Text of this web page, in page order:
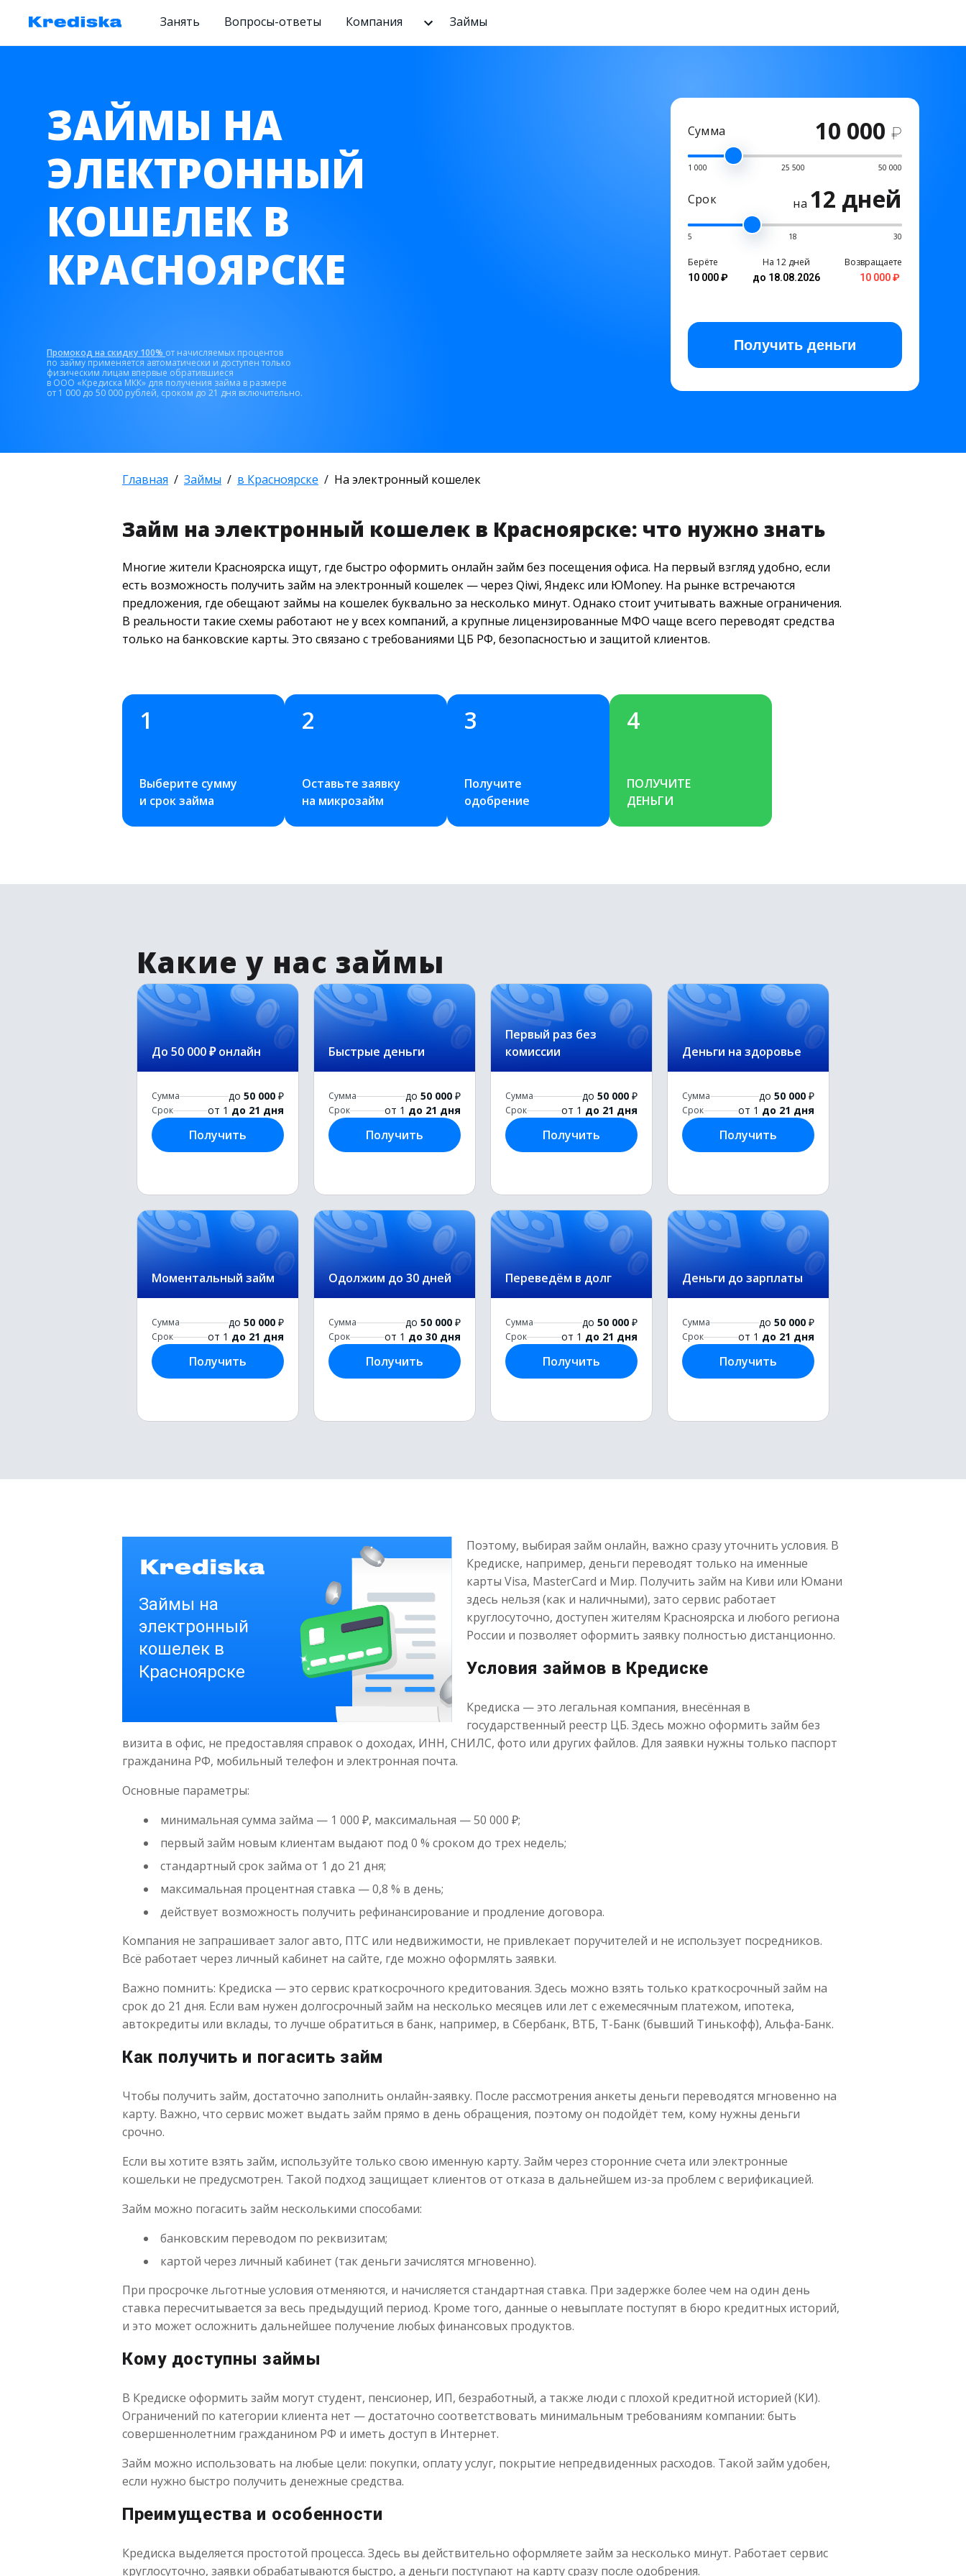
Занять Вопросы-ответы Компания Займы
ЗАЙМЫ НА
ЭЛЕКТРОННЫЙ
КОШЕЛЕК В
КРАСНОЯРСКЕ
Промокод на скидку 100% от начисляемых процентов
по займу применяется автоматически и доступен только
физическим лицам впервые обратившиеся
в ООО «Кредиска МКК» для получения займа в размере
от 1 000 до 50 000 рублей, сроком до 21 дня включительно.
Сумма 10 000 ₽
1 000 25 500 50 000
Срок на 12 дней
5 18 30
Берёте
10 000 ₽
На 12 дней
до 18.08.2026
Возвращаете
10 000 ₽
Получить деньги
Главная Займы в Красноярске На электронный кошелек
Займ на электронный кошелек в Красноярске: что нужно знать
Многие жители Красноярска ищут, где быстро оформить онлайн займ без посещения офиса. На первый взгляд удобно, если
есть возможность получить займ на электронный кошелек — через Qiwi, Яндекс или ЮMoney. На рынке встречаются
предложения, где обещают займы на кошелек буквально за несколько минут. Однако стоит учитывать важные ограничения.
В реальности такие схемы работают не у всех компаний, а крупные лицензированные МФО чаще всего переводят средства
только на банковские карты. Это связано с требованиями ЦБ РФ, безопасностью и защитой клиентов.
1
Выберите сумму
и срок займа
2
Оставьте заявку
на микрозайм
3
Получите
одобрение
4
ПОЛУЧИТЕ
ДЕНЬГИ
Какие у нас займы
До 50 000 ₽ онлайн
Сумма до 50 000 ₽
Срок от 1 до 21 дня
Получить
Быстрые деньги
Сумма до 50 000 ₽
Срок от 1 до 21 дня
Получить
Первый раз без
комиссии
Сумма до 50 000 ₽
Срок от 1 до 21 дня
Получить
Деньги на здоровье
Сумма до 50 000 ₽
Срок от 1 до 21 дня
Получить
Моментальный займ
Сумма до 50 000 ₽
Срок от 1 до 21 дня
Получить
Одолжим до 30 дней
Сумма до 50 000 ₽
Срок от 1 до 30 дня
Получить
Переведём в долг
Сумма до 50 000 ₽
Срок от 1 до 21 дня
Получить
Деньги до зарплаты
Сумма до 50 000 ₽
Срок от 1 до 21 дня
Получить
Поэтому, выбирая займ онлайн, важно сразу уточнить условия. В
Кредиске, например, деньги переводят только на именные
карты Visa, MasterCard и Мир. Получить займ на Киви или Юмани
здесь нельзя (как и наличными), зато сервис работает
круглосуточно, доступен жителям Красноярска и любого региона
России и позволяет оформить заявку полностью дистанционно.
Условия займов в Кредиске
Кредиска — это легальная компания, внесённая в
государственный реестр ЦБ. Здесь можно оформить займ без
визита в офис, не предоставляя справок о доходах, ИНН, СНИЛС, фото или других файлов. Для заявки нужны только паспорт
гражданина РФ, мобильный телефон и электронная почта.
Основные параметры:
минимальная сумма займа — 1 000 ₽, максимальная — 50 000 ₽;
первый займ новым клиентам выдают под 0 % сроком до трех недель;
стандартный срок займа от 1 до 21 дня;
максимальная процентная ставка — 0,8 % в день;
действует возможность получить рефинансирование и продление договора.
Компания не запрашивает залог авто, ПТС или недвижимости, не привлекает поручителей и не использует посредников.
Всё работает через личный кабинет на сайте, где можно оформлять заявки.
Важно помнить: Кредиска — это сервис краткосрочного кредитования. Здесь можно взять только краткосрочный займ на
срок до 21 дня. Если вам нужен долгосрочный займ на несколько месяцев или лет с ежемесячным платежом, ипотека,
автокредиты или вклады, то лучше обратиться в банк, например, в Сбербанк, ВТБ, Т-Банк (бывший Тинькофф), Альфа-Банк.
Как получить и погасить займ
Чтобы получить займ, достаточно заполнить онлайн-заявку. После рассмотрения анкеты деньги переводятся мгновенно на
карту. Важно, что сервис может выдать займ прямо в день обращения, поэтому он подойдёт тем, кому нужны деньги
срочно.
Если вы хотите взять займ, используйте только свою именную карту. Займ через сторонние счета или электронные
кошельки не предусмотрен. Такой подход защищает клиентов от отказа в дальнейшем из-за проблем с верификацией.
Займ можно погасить займ несколькими способами:
банковским переводом по реквизитам;
картой через личный кабинет (так деньги зачислятся мгновенно).
При просрочке льготные условия отменяются, и начисляется стандартная ставка. При задержке более чем на один день
ставка пересчитывается за весь предыдущий период. Кроме того, данные о невыплате поступят в бюро кредитных историй,
и это может осложнить дальнейшее получение любых финансовых продуктов.
Кому доступны займы
В Кредиске оформить займ могут студент, пенсионер, ИП, безработный, а также люди с плохой кредитной историей (КИ).
Ограничений по категории клиента нет — достаточно соответствовать минимальным требованиям компании: быть
совершеннолетним гражданином РФ и иметь доступ в Интернет.
Займ можно использовать на любые цели: покупки, оплату услуг, покрытие непредвиденных расходов. Такой займ удобен,
если нужно быстро получить денежные средства.
Преимущества и особенности
Кредиска выделяется простотой процесса. Здесь вы действительно оформляете займ за несколько минут. Работает сервис
круглосуточно, заявки обрабатываются быстро, а деньги поступают на карту сразу после одобрения.